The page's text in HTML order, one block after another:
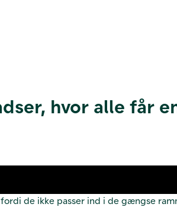
hvor alle får
de ikke passer ind i de gængse